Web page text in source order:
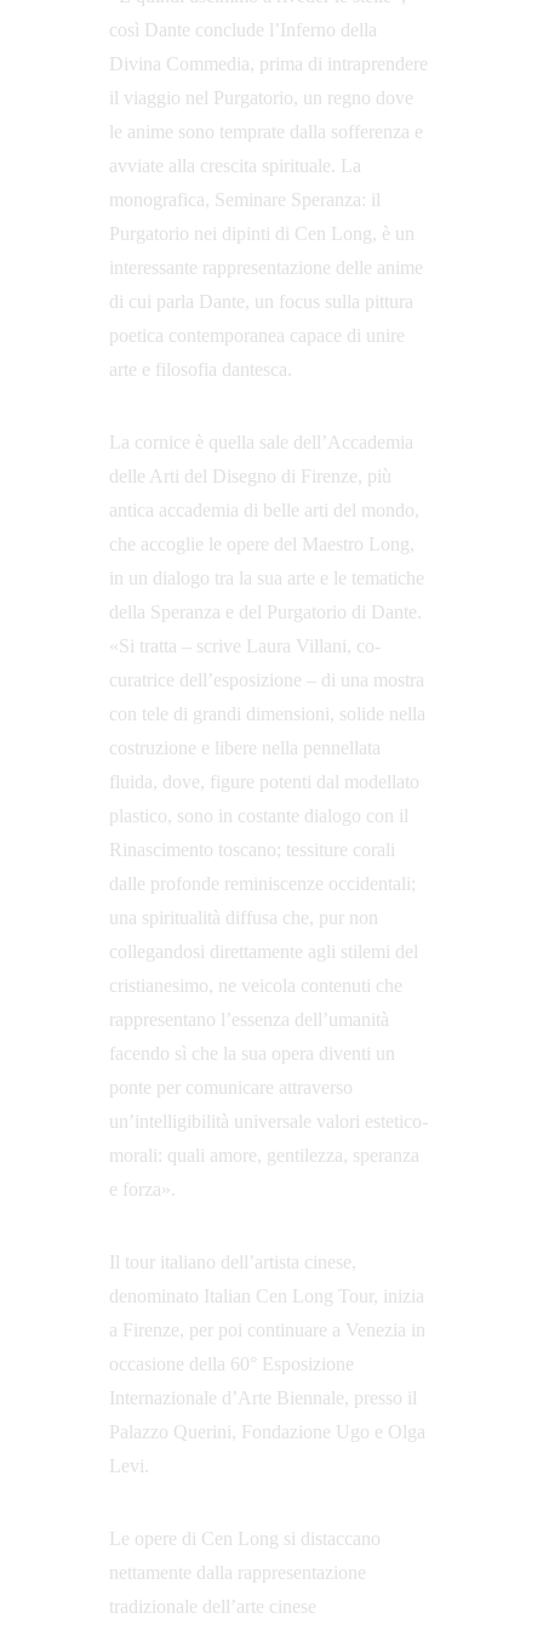
così Dante conclude l’Inferno della
Divina Commedia, prima di intraprendere
il viaggio nel Purgatorio, un regno dove
le anime sono temprate dalla sofferenza e
avviate alla crescita spirituale. La
monografica, Seminare Speranza: il
Purgatorio nei dipinti di Cen Long, è un
interessante rappresentazione delle anime
di cui parla Dante, un focus sulla pittura
poetica contemporanea capace di unire
arte e filosofia dantesca.
La cornice è quella sale dell’Accademia
delle Arti del Disegno di Firenze, più
antica accademia di belle arti del mondo,
che accoglie le opere del Maestro Long,
in un dialogo tra la sua arte e le tematiche
della Speranza e del Purgatorio di Dante.
«Si tratta – scrive Laura Villani, co-
curatrice dell’esposizione – di una mostra
con tele di grandi dimensioni, solide nella
costruzione e libere nella pennellata
fluida, dove, figure potenti dal modellato
plastico, sono in costante dialogo con il
Rinascimento toscano; tessiture corali
dalle profonde reminiscenze occidentali;
una spiritualità diffusa che, pur non
collegandosi direttamente agli stilemi del
cristianesimo, ne veicola contenuti che
rappresentano l’essenza dell’umanità
facendo sì che la sua opera diventi un
ponte per comunicare attraverso
un’intelligibilità universale valori estetico-
morali: quali amore, gentilezza, speranza
e forza».
Il tour italiano dell’artista cinese,
denominato Italian Cen Long Tour, inizia
a Firenze, per poi continuare a Venezia in
occasione della 60° Esposizione
Internazionale d’Arte Biennale, presso il
Palazzo Querini, Fondazione Ugo e Olga
Levi.
Le opere di Cen Long si distaccano
nettamente dalla rappresentazione
tradizionale dell’arte cinese